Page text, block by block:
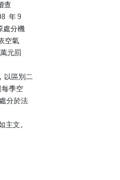
查
年 9
處分機
空氣
元罰
以區別二
每季空
分於法
主文。